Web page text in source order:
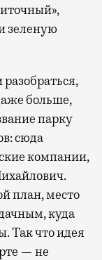
зеленую
больше,
парку
сюда
компании,
план, место
куда
Так что идея
— не